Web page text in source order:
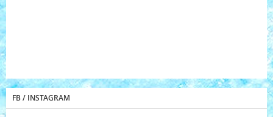
FB / INSTAGRAM